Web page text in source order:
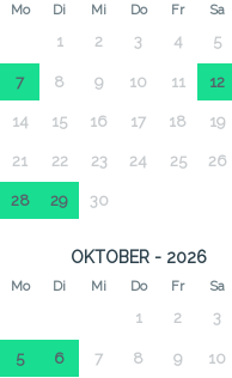
Mo Di Mi Do Fr Sa
1 2 3 4 5
7 8 9 10 11 12
14 15 16 17 18 19
21 22 23 24 25 26
28 29 30
OKTOBER - 2026
Mo Di Mi Do Fr Sa
1 2 3
5 6 7 8 9 10